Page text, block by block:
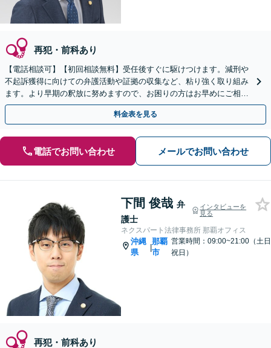
再犯・前科あり
【電話相談可】【初回相談無料】受任後すぐに駆けつけます。減刑や
不起訴獲得に向けての弁護活動や証拠の収集など、粘り強く取り組み
ます。より早期の釈放に努めますので、お困りの方はお早めにご相談
ください。暴行や窃盗、飲酒などに対応【県庁南口1分】
料金表を見る
電話でお問い合わせ メールでお問い合わせ
下間 俊哉 弁
護士
インタビューを
見る
ネクスパート法律事務所 那覇オフィス
沖縄
県
|
那覇
市
営業時間：09:00~21:00（土日
祝日）
再犯・前科あり